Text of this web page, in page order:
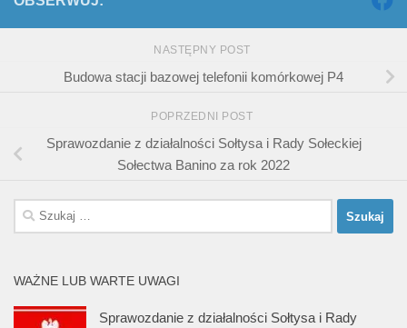
NASTĘPNY POST
Budowa stacji bazowej telefonii komórkowej P4
POPRZEDNI POST
Sprawozdanie z działalności Sołtysa i Rady Sołeckiej
Sołectwa Banino za rok 2022
Szukaj:
WAŻNE LUB WARTE UWAGI
Sprawozdanie z działalności Sołtysa i Rady